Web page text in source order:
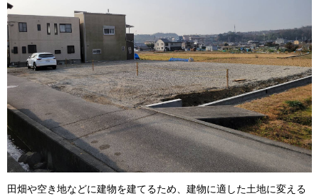
田畑や空き地などに建物を建てるため、建物に適した土地に変える